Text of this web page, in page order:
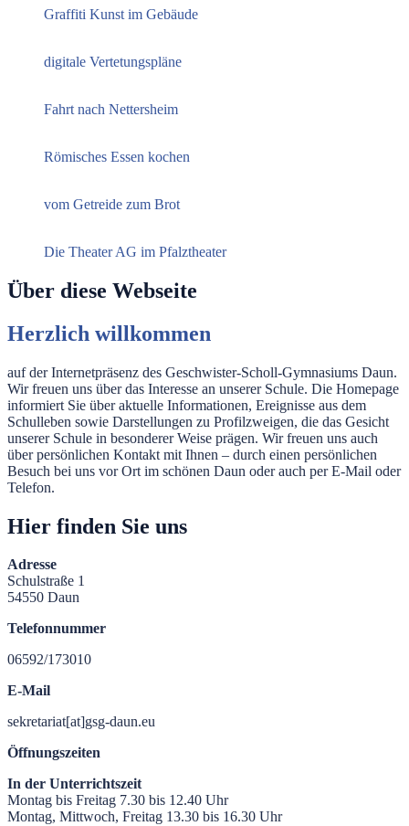
Graffiti Kunst im Gebäude
digitale Vertetungspläne
Fahrt nach Nettersheim
Römisches Essen kochen
vom Getreide zum Brot
Die Theater AG im Pfalztheater
Über diese Webseite
Herzlich willkommen
auf der Internetpräsenz des Geschwister-Scholl-Gymnasiums Daun.
Wir freuen uns über das Interesse an unserer Schule. Die Homepage
informiert Sie über aktuelle Informationen, Ereignisse aus dem
Schulleben sowie Darstellungen zu Profilzweigen, die das Gesicht
unserer Schule in besonderer Weise prägen. Wir freuen uns auch
über persönlichen Kontakt mit Ihnen – durch einen persönlichen
Besuch bei uns vor Ort im schönen Daun oder auch per E-Mail oder
Telefon.
Hier finden Sie uns
Adresse
Schulstraße 1
54550 Daun
Telefonnummer
06592/173010
E-Mail
sekretariat[at]gsg-daun.eu
Öffnungszeiten
In der Unterrichtszeit
Montag bis Freitag 7.30 bis 12.40 Uhr
Montag, Mittwoch, Freitag 13.30 bis 16.30 Uhr